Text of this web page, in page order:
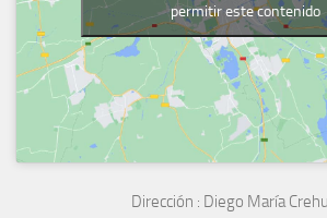
permitir este contenido
Dirección : Diego María